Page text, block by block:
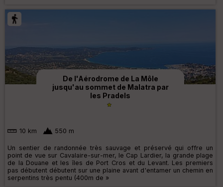
De l'Aérodrome de La Môle
jusqu'au sommet de Malatra par
les Pradels
10 km 550 m
Un sentier de randonnée très sauvage et préservé qui offre un
point de vue sur Cavalaire-sur-mer, le Cap Lardier, la grande plage
de la Douane et les îles de Port Cros et du Levant. Les premiers
pas débutent débutent sur une plaine avant d'entamer un chemin en
serpentins très pentu (400m de »